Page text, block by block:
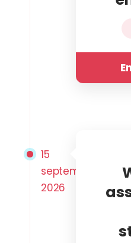
15
septembre
2026